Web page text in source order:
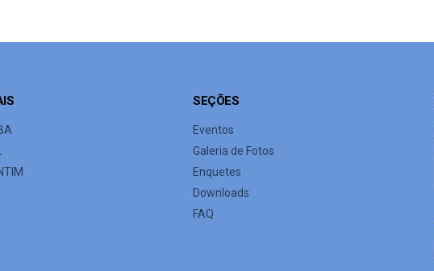
SEÇÕES
Eventos
Galeria de Fotos
Enquetes
Downloads
FAQ